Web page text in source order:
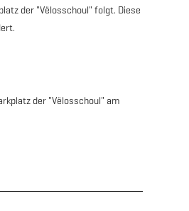
der "Vëlosschoul" folgt. Diese
der "Vëlosschoul" am